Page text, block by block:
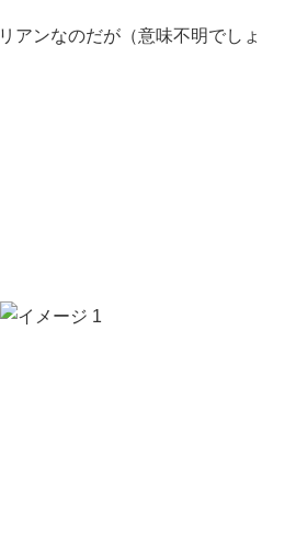
アンなのだが（意味不明でしょ